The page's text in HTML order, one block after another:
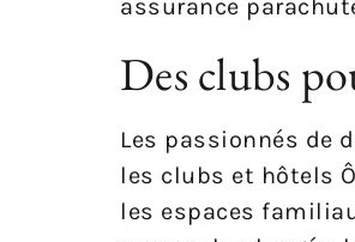
assurance
Des clubs
Les passionnés de
les clubs et hôtels
les espaces